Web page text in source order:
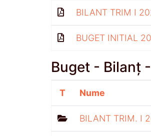
BILANT TRIM I
BUGET INITIAL
Buget - Bilanț
T Nume
BILANT TRIM. I